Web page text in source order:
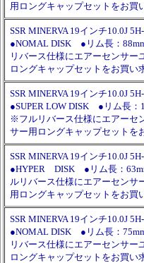
用ロングキャップセットをお買
SSR MINERVA 19インチ10.0J
●NOMAL DISK ●リム長：
リバース仕様にエアーセンサ
ロングキャップセットをお買い
SSR MINERVA 19インチ10.0J
●SUPER LOW DISK ●リム長
※フルリバース仕様にエアーセ
サー用ロングキャップセットを
SSR MINERVA 19インチ10.0J
●HYPER DISK ●リム長：
ルリバース仕様にエアーセンサ
用ロングキャップセットをお買
SSR MINERVA 19インチ10.0J
●NOMAL DISK ●リム長：
リバース仕様にエアーセンサ
ロングキャップセットをお買い